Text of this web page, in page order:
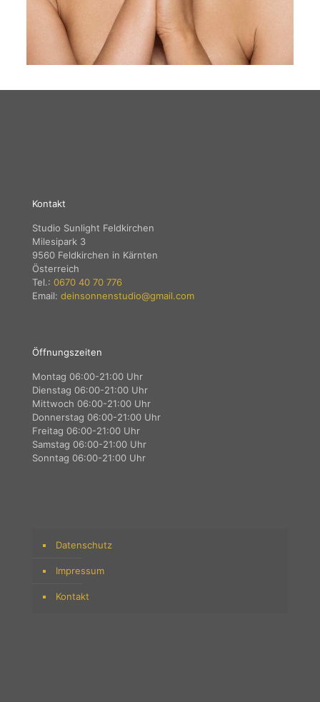
Kontakt
Studio Sunlight Feldkirchen
Milesipark 3
9560 Feldkirchen in Kärnten
Österreich
Tel.: 0670 40 70 776
Email: deinsonnenstudio@gmail.com
Öffnungszeiten
Montag 06:00-21:00 Uhr
Dienstag 06:00-21:00 Uhr
Mittwoch 06:00-21:00 Uhr
Donnerstag 06:00-21:00 Uhr
Freitag 06:00-21:00 Uhr
Samstag 06:00-21:00 Uhr
Sonntag 06:00-21:00 Uhr
Datenschutz
Impressum
Kontakt